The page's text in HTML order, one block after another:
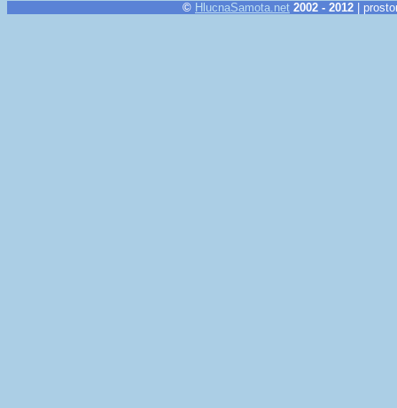
© HlucnaSamota.net 2002 - 2012 |